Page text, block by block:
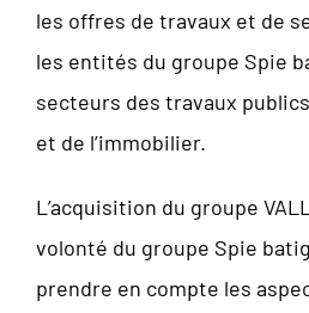
les offres de travaux et de
les entités du groupe Spie
secteurs des travaux
et de l’immobilier.
L’acquisition du groupe
volonté du groupe Spie
prendre en compte les